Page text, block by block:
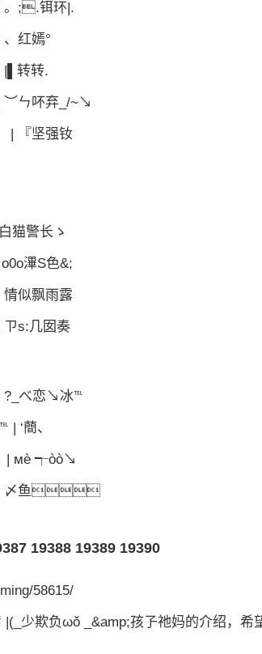
。;.铒环|.
、红嫣°
|▌转转.
ㄣ吥弃_/~↘
| 『坚强钕
猫警长ゝ
滭S色&;
情似飘雨露
ㄗs:几囡奏
?_べ恋↘冰℡
| ‘蕳、
| мè ┭òò↘
〆鱼
19388 19389 19390
58615/
少欺负ωǒ _&amp;孩孒祂妈的介绍，希